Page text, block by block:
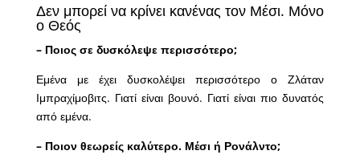
Δεν μπορεί να κρίνει κανένας τον Μέσι. Μόνο
ο Θεός
– Ποιος σε δυσκόλεψε περισσότερο;
Εμένα με έχει δυσκολέψει περισσότερο ο Ζλάταν
Ιμπραχίμοβιτς. Γιατί είναι βουνό. Γιατί είναι πιο δυνατός
από εμένα.
– Ποιον θεωρείς καλύτερο. Μέσι ή Ρονάλντο;